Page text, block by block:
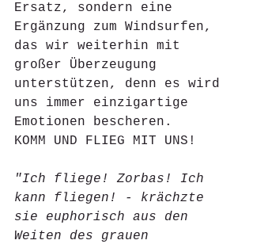
Ersatz, sondern eine
Ergänzung zum Windsurfen,
das wir weiterhin mit
großer Überzeugung
unterstützen, denn es wird
uns immer einzigartige
Emotionen bescheren.
KOMM UND FLIEG MIT UNS!
"Ich fliege! Zorbas! Ich
kann fliegen! - krächzte
sie euphorisch aus den
Weiten des grauen